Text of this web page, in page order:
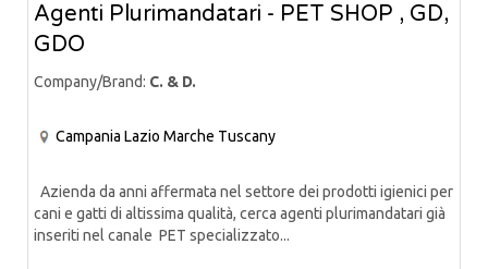
Agenti Plurimandatari - PET SHOP , GD,
GDO
Company/Brand: C. & D.
Campania Lazio Marche Tuscany
Azienda da anni affermata nel settore dei prodotti igienici per
cani e gatti di altissima qualità, cerca agenti plurimandatari già
inseriti nel canale PET specializzato...